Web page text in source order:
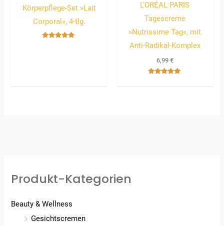
Körperpflege-Set »Lait
Corporal«, 4-tlg.
L’ORÉAL PARIS
Tagescreme
»Nutrissime Tag«, mit
Anti-Radikal-Komplex
6,99 €
Produkt-Kategorien
Beauty & Wellness
Gesichtscremen